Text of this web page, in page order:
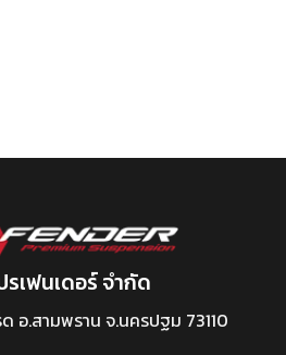
รเฟนเดอร์ จำกัด
อ.สามพราน จ.นครปฐม 73110